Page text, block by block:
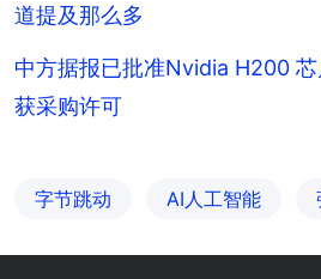
道提及那么多
中方据报已批准Nvidia H200
获采购许可
字节跳动 AI人工智能